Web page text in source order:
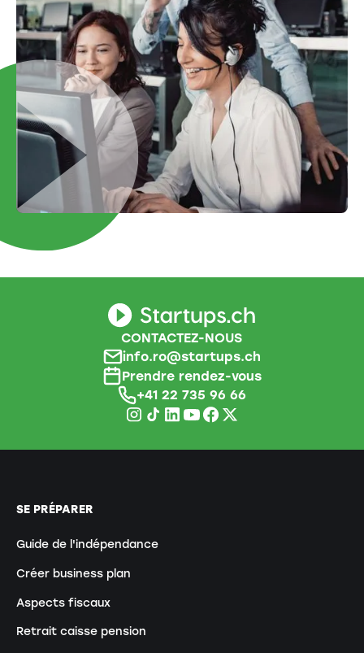
CONTACTEZ-NOUS
info.ro@startups.ch
Prendre rendez-vous
+41 22 735 96 66
SE PRÉPARER
Guide de l'indépendance
Créer business plan
Aspects fiscaux
Retrait caisse pension